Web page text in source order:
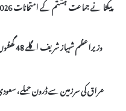
پیکٹا نے جماعت ہشتم کے امتحانات 2026 کے نتائج کا اعلان کر دیا
عراق کی سرزمین سے ڈرون حملے،